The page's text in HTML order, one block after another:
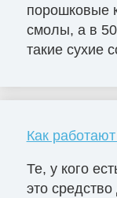
порошковые
смолы, а в
такие сухие
Как
Те, у кого
это